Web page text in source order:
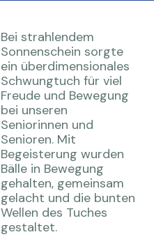
Bei strahlendem
Sonnenschein sorgte
ein überdimensionales
Schwungtuch für viel
Freude und Bewegung
bei unseren
Seniorinnen und
Senioren. Mit
Begeisterung wurden
Bälle in Bewegung
gehalten, gemeinsam
gelacht und die bunten
Wellen des Tuches
gestaltet.